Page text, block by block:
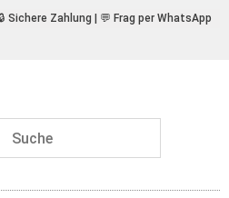
Sichere Zahlung | 💬 Frag per WhatsApp